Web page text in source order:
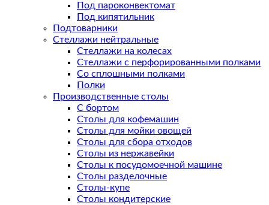
Под пароконвектомат
Под кипятильник
Подтоварники
Стеллажи нейтральные
Стеллажи на колесах
Стеллажи с перфорированными полками
Со сплошными полками
Полки
Производственные столы
С бортом
Столы для кофемашин
Столы для мойки овощей
Столы для сбора отходов
Столы из нержавейки
Столы к посудомоечной машине
Столы разделочные
Столы-купе
Столы кондитерские